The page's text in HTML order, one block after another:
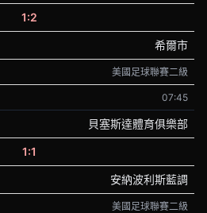
1:2
希爾市
美國足球聯賽二級
07:45
貝塞斯達體育俱樂部
1:1
安納波利斯藍調
美國足球聯賽二級